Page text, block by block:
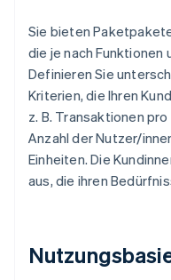
Sie bieten
die je nach Funktionen
Definieren Sie
Kriterien, die Ihren
z. B. Transaktionen
Anzahl der Nutzer/
Einheiten. Die
aus, die ihren